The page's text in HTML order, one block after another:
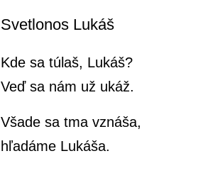
Svetlonos Lukáš
Kde sa túlaš, Lukáš?
Veď sa nám už ukáž.
Všade sa tma vznáša,
hľadáme Lukáša.